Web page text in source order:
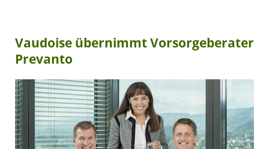
Vaudoise übernimmt Vorsorgeberater
Prevanto